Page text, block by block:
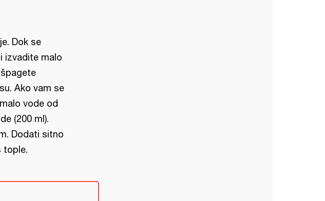
Dok se
izvadite malo
Ako vam se
vode od
(200 ml).
Dodati sitno
tople.